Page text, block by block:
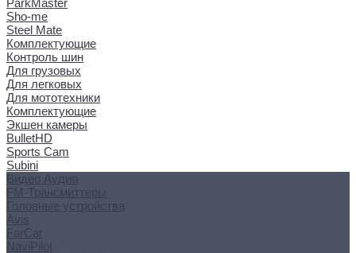
Sho-me
Steel Mate
Комплектующие
Контроль шин
Для грузовых
Для легковых
Для мототехники
Комплектующие
Экшен камеры
BulletHD
Sports Cam
Subini
Видео Аудио
FM-Трансмиттеры
Головные устройства
Avis
FarCar
NaviPilot